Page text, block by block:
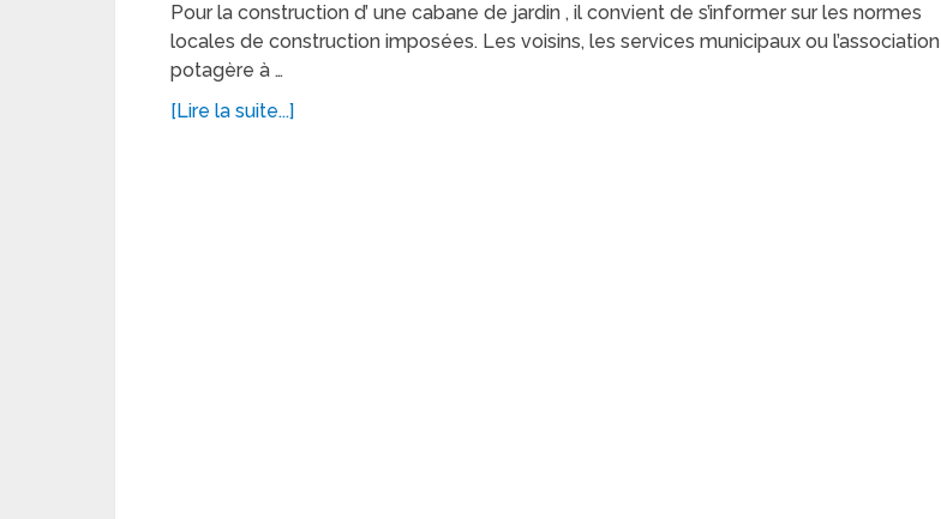
Pour la construction d’ une cabane de jardin , il convient de s’informer sur les normes
locales de construction imposées. Les voisins, les services municipaux ou l’association
potagère à …
[Lire la suite...]